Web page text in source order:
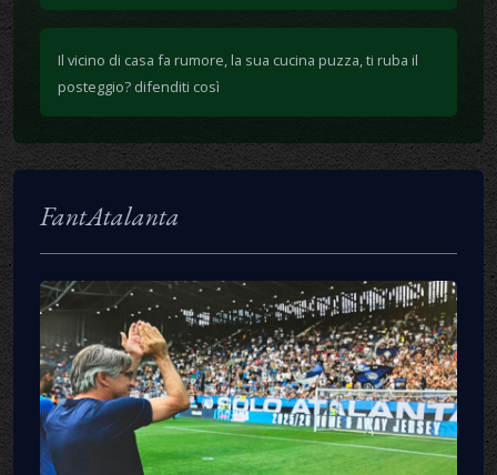
Il vicino di casa fa rumore, la sua cucina puzza, ti ruba il
posteggio? difenditi così
FantAtalanta